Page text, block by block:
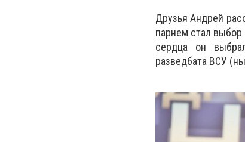
Друзья Андрей
парнем стал
сердца он
разведбата ВСУ